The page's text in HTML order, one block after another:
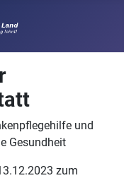
und
Gesundheit
zum